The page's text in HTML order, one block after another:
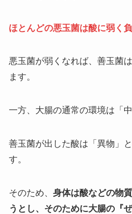
ほとんどの悪玉菌は酸に弱く
悪玉菌が弱くなれば、善玉菌
ます。
一方、大腸の通常の環境は「中
善玉菌が出した酸は「異物」
す。
そのため、 身体は酸などの物
うとし、そのために大腸の『